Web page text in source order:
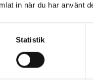
in när du har använt
Statistik
bought